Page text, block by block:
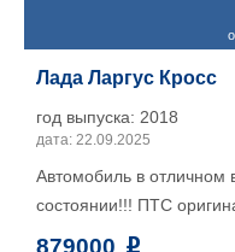
Лада Ларгус Кросс
год выпуска: 2018
дата: 22.09.2025
Автомобиль в отличном
состоянии!!! ПТС
879000